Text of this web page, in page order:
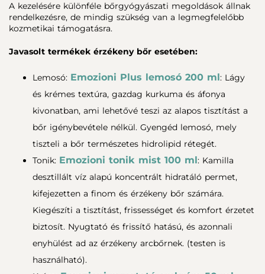
A kezelésére különféle bőrgyógyászati ​​megoldások állnak
rendelkezésre, de mindig szükség van a legmegfelelőbb
kozmetikai támogatásra.
Javasolt termékek érzékeny bőr esetében:
Lemosó: Emozioni Plus lemosó 200 ml: Lágy
és krémes textúra, gazdag kurkuma és áfonya
kivonatban, ami lehetővé teszi az alapos tisztítást a
bőr igénybevétele nélkül. Gyengéd lemosó, mely
tiszteli a bőr természetes hidrolipid rétegét.
Tonik: Emozioni tonik mist 100 ml: Kamilla
desztillált víz alapú koncentrált hidratáló permet,
kifejezetten a finom és érzékeny bőr számára.
Kiegészíti a tisztítást, frissességet és komfort érzetet
biztosít. Nyugtató és frissítő hatású, és azonnali
enyhülést ad az érzékeny arcbőrnek. (testen is
használható).